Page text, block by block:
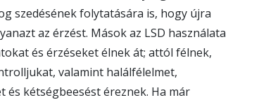
szedésének folytatására is, hogy újra
az érzést. Mások az LSD használata
és érzéseket élnek át; attól félnek,
valamint halálfélelmet,
és kétségbeesést éreznek. Ha már